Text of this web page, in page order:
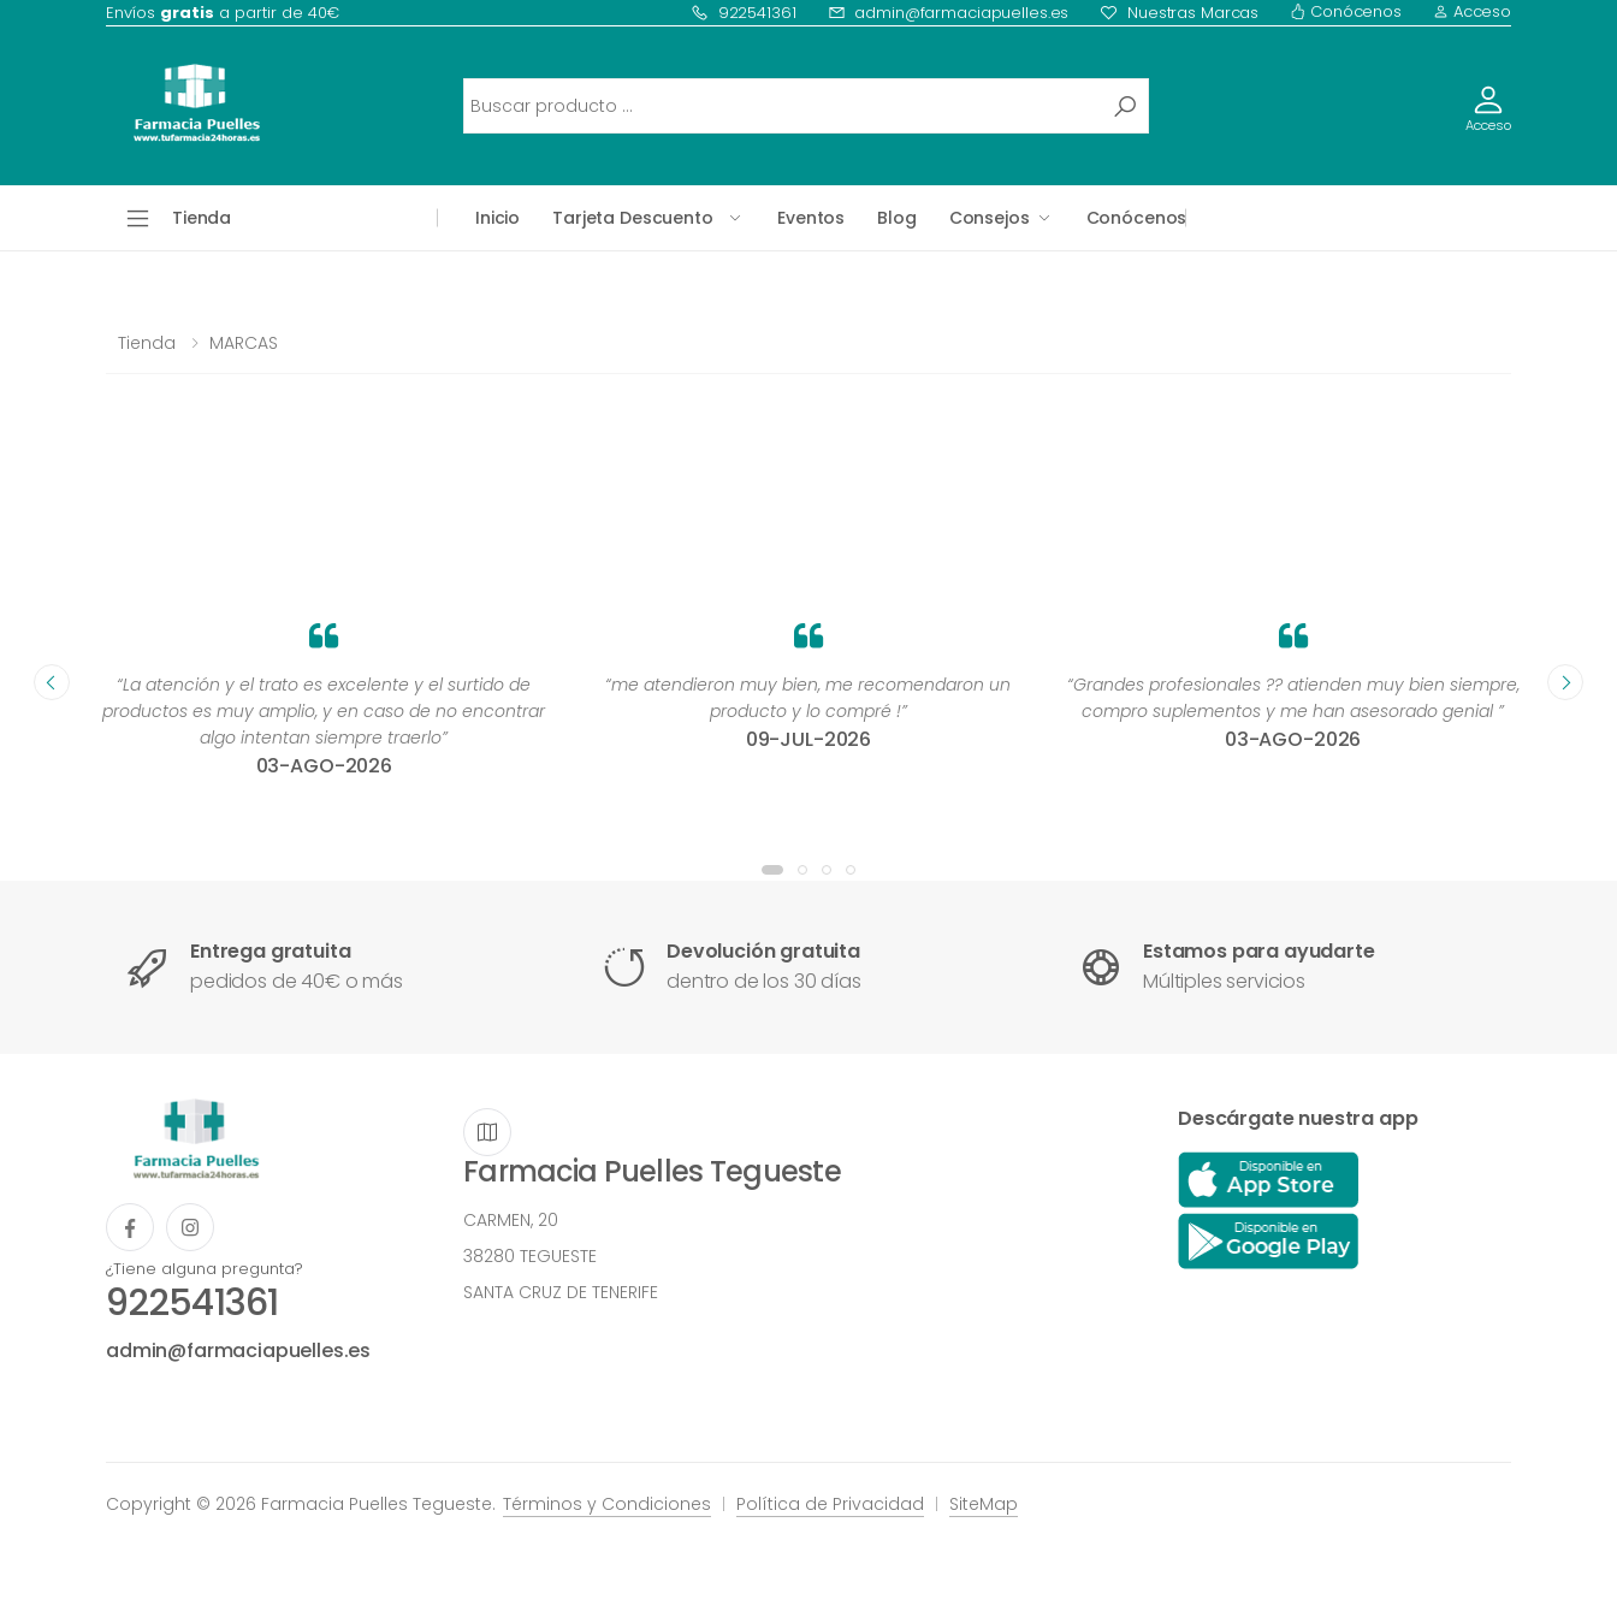
Envíos gratis a partir de 40€ 922541361 admin@farmaciapuelles.es Nuestras Marcas Conócenos Acceso
Acceso
Tienda Inicio Tarjeta Descuento Eventos Blog Consejos Conócenos
Tienda MARCAS
”
“La atención y el trato es excelente y el surtido de
productos es muy amplio, y en caso de no encontrar
algo intentan siempre traerlo”
03-AGO-2026
“me atendieron muy bien, me recomendaron un
producto y lo compré !”
09-JUL-2026
“Grandes profesionales ?? atienden muy bien siempre,
compro suplementos y me han asesorado genial ”
03-AGO-2026
Entrega gratuita
pedidos de 40€ o más
Devolución gratuita
dentro de los 30 días
Estamos para ayudarte
Múltiples servicios
¿Tiene alguna pregunta?
922541361
admin@farmaciapuelles.es
Farmacia Puelles Tegueste
CARMEN, 20
38280 TEGUESTE
SANTA CRUZ DE TENERIFE
Descárgate nuestra app
Copyright © 2026 Farmacia Puelles Tegueste. Términos y Condiciones Política de Privacidad SiteMap